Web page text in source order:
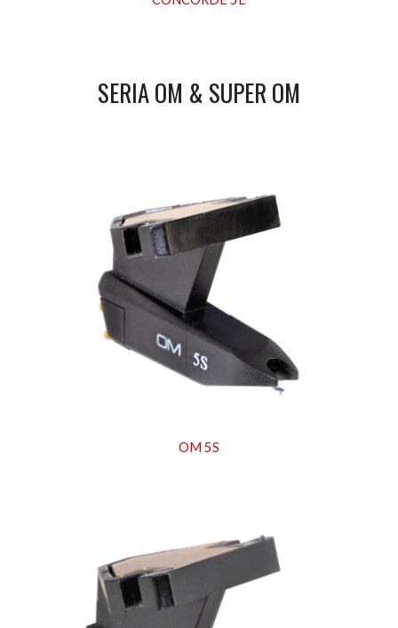
SERIA OM & SUPER OM
OM 5S